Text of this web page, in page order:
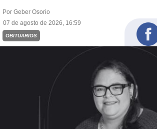
Por Geber Osorio
07 de agosto de 2026, 16:59
OBITUARIOS